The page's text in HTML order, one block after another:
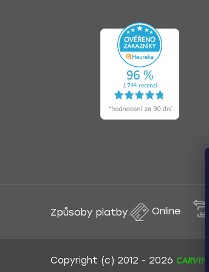
Způsoby platby: Online
Copyright (c) 2012 - 2026